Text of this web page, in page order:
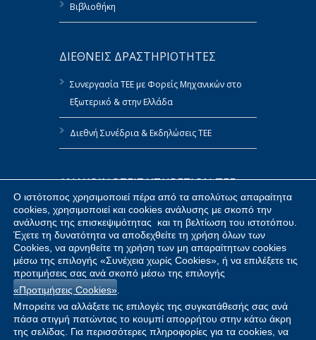
Βιβλιοθήκη
ΔΙΕΘΝΕΙΣ ΔΡΑΣΤΗΡΙΟΤΗΤΕΣ
Συνεργασία ΤΕΕ με Φορείς Μηχανικών στο
Εξωτερικό & στην Ελλάδα
Διεθνή Συνέδρια & Εκδηλώσεις ΤΕΕ
ΑΝΑΚΟΙΝΩΣΕΙΣ ΥΠΗΡΕΣΙΩΝ ΤΕΕ
Πολιτική Αναφορών του ΤΕΕ
Δημοσίευση Στοιχείων ΤΕΕ κατ’ Εφαρμογή
του Ν.4070/2012
Προμήθειες ΤΕΕ
Ο ιστότοπος χρησιμοποιεί πέρα από τα απολύτως απαραίτητα
cookies, χρησιμοποιεί και cookies ανάλυσης με σκοπό την
ανάλυσης της επισκεψιμότητας και τη βελτίωση του ιστοτόπου.
Έχετε τη δυνατότητα να αποδεχθείτε τη χρήση όλων των
Cookies, να αρνηθείτε τη χρήση των μη απαραίτητων cookies
μέσω της επιλογής «Συνέχεια χωρίς Cookies», ή να επιλέξετε τις
προτιμήσεις σας ανά σκοπό μέσω της επιλογής
«Προτιμήσεις Cookies»
Μπορείτε να αλλάξετε τις επιλογές της συγκατάθεσής σας ανά
πάσα στιγμή πατώντας το κουμπί απορρήτου στην κάτω άκρη
της σελίδας. Για περισσότερες πληροφορίες για τα cookies, να